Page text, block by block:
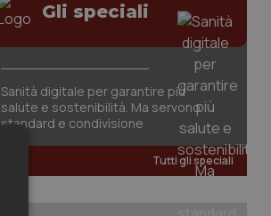
Gli speciali
Sanità digitale per garantire più
salute e sostenibilità. Ma servono
standard e condivisione
Tutti gli speciali